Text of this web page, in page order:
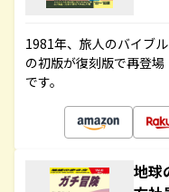
1981年、旅人のバイブ
の初版が復刻版で再登
です。
地球